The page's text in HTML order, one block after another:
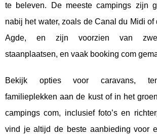
te beleven. De meeste campings zijn
nabij het water, zoals de Canal du Midi
Agde, en zijn voorzien van
staanplaatsen, en vaak booking com
Bekijk opties voor caravans,
familieplekken aan de kust of in het
campings com, inclusief foto’s en
vind je altijd de beste aanbieding voor